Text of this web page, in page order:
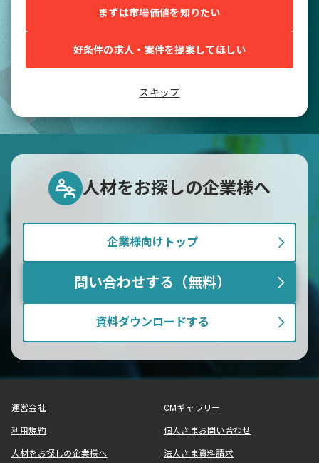
まずは市場価値を知りたい
好条件の求人・案件を提案してほしい
スキップ
人材をお探しの企業様へ
企業様向けトップ
問い合わせする（無料）
資料ダウンロードする
運営会社 CMギャラリー
利用規約 個人さまお問い合わせ
人材をお探しの企業様へ 法人さま資料請求